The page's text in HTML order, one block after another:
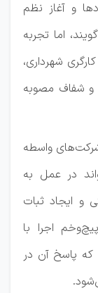
و آغاز نظم
اما تجربه
شهرداری،
و شفاف مصوبه
واسطه
در عمل به
ایجاد ثبات
اجرا با
پاسخ آن در